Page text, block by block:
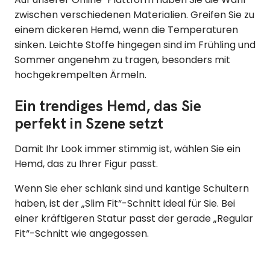
zwischen verschiedenen Materialien. Greifen Sie zu
einem dickeren Hemd, wenn die Temperaturen
sinken. Leichte Stoffe hingegen sind im Frühling und
Sommer angenehm zu tragen, besonders mit
hochgekrempelten Ärmeln.
Ein trendiges Hemd, das Sie
perfekt in Szene setzt
Damit Ihr Look immer stimmig ist, wählen Sie ein
Hemd, das zu Ihrer Figur passt.
Wenn Sie eher schlank sind und kantige Schultern
haben, ist der „Slim Fit“-Schnitt ideal für Sie. Bei
einer kräftigeren Statur passt der gerade „Regular
Fit“-Schnitt wie angegossen.